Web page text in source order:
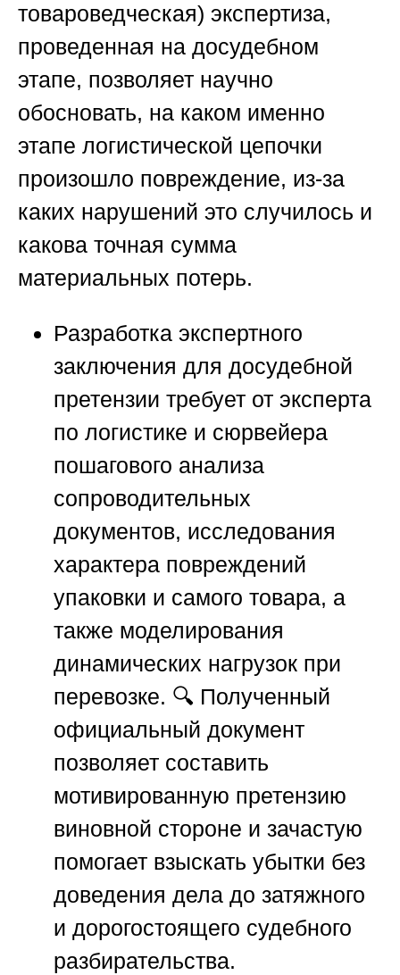
товароведческая) экспертиза,
проведенная на досудебном
этапе, позволяет научно
обосновать, на каком именно
этапе логистической цепочки
произошло повреждение, из-за
каких нарушений это случилось и
какова точная сумма
материальных потерь.
Разработка экспертного
заключения для досудебной
претензии требует от эксперта
по логистике и сюрвейера
пошагового анализа
сопроводительных
документов, исследования
характера повреждений
упаковки и самого товара, а
также моделирования
динамических нагрузок при
перевозке. 🔍 Полученный
официальный документ
позволяет составить
мотивированную претензию
виновной стороне и зачастую
помогает взыскать убытки без
доведения дела до затяжного
и дорогостоящего судебного
разбирательства.